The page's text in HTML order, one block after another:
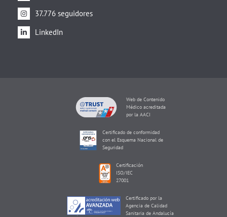
37.776 seguidores
LinkedIn
Web de Contenido
Médico acreditada
por la AACI
Certificado de conformidad
con el Esquema Nacional de
Seguridad
Certificación
ISO/IEC
27001
Certificado por la
Agencia de Calidad
Sanitaria de Andalucía